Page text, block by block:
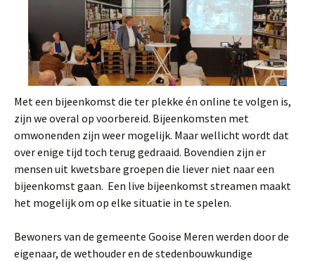
Met een bijeenkomst die ter plekke én online te volgen is,
zijn we overal op voorbereid. Bijeenkomsten met
omwonenden zijn weer mogelijk. Maar wellicht wordt dat
over enige tijd toch terug gedraaid. Bovendien zijn er
mensen uit kwetsbare groepen die liever niet naar een
bijeenkomst gaan. Een live bijeenkomst streamen maakt
het mogelijk om op elke situatie in te spelen.
Bewoners van de gemeente Gooise Meren werden door de
eigenaar, de wethouder en de stedenbouwkundige